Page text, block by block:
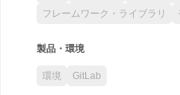
フレームワーク・ライブラリ
製品・環境
環境 GitLab